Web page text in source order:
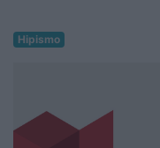
Hipismo